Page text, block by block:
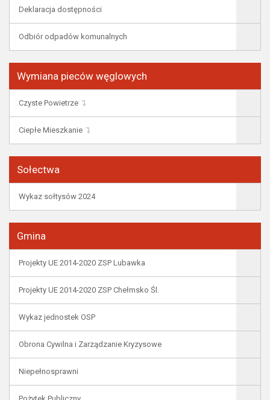
Deklaracja dostępności
Odbiór odpadów komunalnych
Wymiana pieców węglowych
Czyste Powietrze
Ciepłe Mieszkanie
Sołectwa
Wykaz sołtysów 2024
Gmina
Projekty UE 2014-2020 ZSP Lubawka
Projekty UE 2014-2020 ZSP Chełmsko Śl.
Wykaz jednostek OSP
Obrona Cywilna i Zarządzanie Kryzysowe
Niepełnosprawni